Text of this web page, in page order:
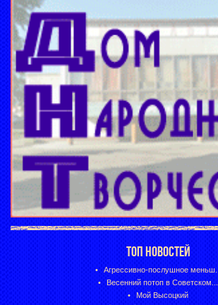
ТОП НОВОСТЕЙ
Агрессивно-послушное меньш...
Весенний потоп в Советском...
Мой Высоцкий